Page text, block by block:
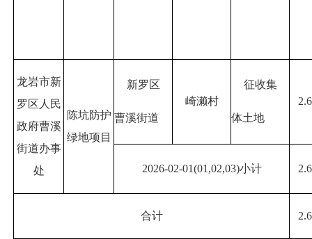
龙岩市新
罗区人民
政府曹溪
街道办事
处
陈坑防护
绿地项目
新罗区
曹溪街道
崎濑村
征收集
体土地
2026-02-01(01,02,03)小计
合计